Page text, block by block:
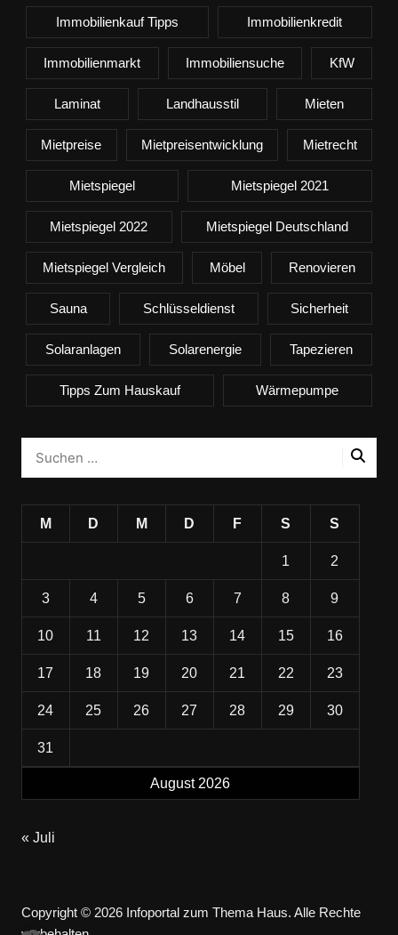
Immobilienkauf Tipps Immobilienkredit
Immobilienmarkt Immobiliensuche KfW
Laminat Landhausstil Mieten
Mietpreise Mietpreisentwicklung Mietrecht
Mietspiegel Mietspiegel 2021
Mietspiegel 2022 Mietspiegel Deutschland
Mietspiegel Vergleich Möbel Renovieren
Sauna Schlüsseldienst Sicherheit
Solaranlagen Solarenergie Tapezieren
Tipps Zum Hauskauf Wärmepumpe
August 2026
M D M D F S S
1 2
3 4 5 6 7 8 9
10 11 12 13 14 15 16
17 18 19 20 21 22 23
24 25 26 27 28 29 30
31
« Juli
Copyright © 2026 Infoportal zum Thema Haus. Alle Rechte